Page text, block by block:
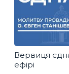
Вервиця
ефірі